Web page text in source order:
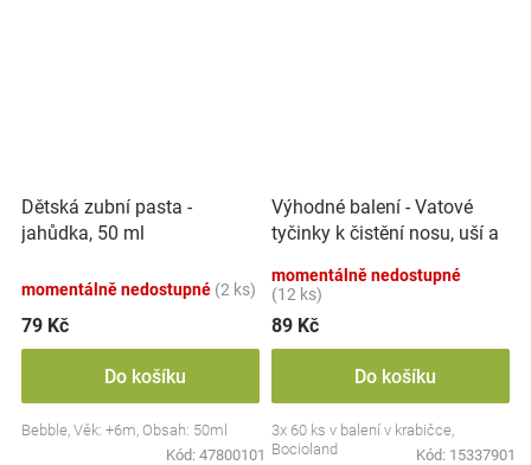
Dětská zubní pasta -
jahůdka, 50 ml
momentálně nedostupné (2 ks)
79 Kč
Do košíku
Bebble, Věk: +6m, Obsah: 50ml
Kód: 47800101
Výhodné balení - Vatové
tyčinky k čistění nosu, uší a
momentálně nedostupné
(12 ks)
89 Kč
Do košíku
3x 60 ks v balení v krabičce,
Bocioland
Kód: 15337901